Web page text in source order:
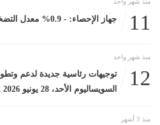
11 جهاز الإحصاء: - 0.9% معدل التضخم الشهرى لشهر يونيو 2026
منذ شهر واحد
12
توجيهات رئاسية جديدة لدعم
السويساليوم الأحد، 28 يونيو 2026 01:52 مـ
منذ 3 أشهر